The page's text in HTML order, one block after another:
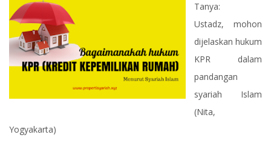
t
i
n
Tanya:
Ustadz, mohon
dijelaskan hukum
KPR dalam
pandangan
syariah Islam
(Nita,
Yogyakarta)